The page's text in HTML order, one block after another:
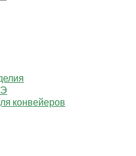
конвейеров